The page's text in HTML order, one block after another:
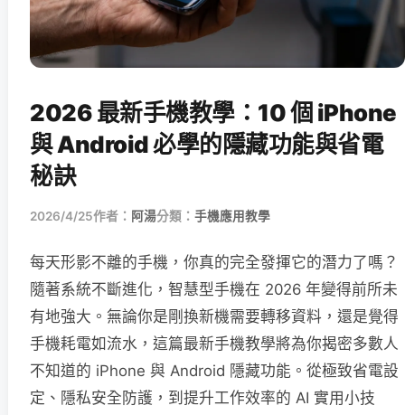
2026 最新手機教學：10 個 iPhone
與 Android 必學的隱藏功能與省電
秘訣
2026/4/25作者： 阿湯分類： 手機應用教學
每天形影不離的手機，你真的完全發揮它的潛力了嗎？
隨著系統不斷進化，智慧型手機在 2026 年變得前所未
有地強大。無論你是剛換新機需要轉移資料，還是覺得
手機耗電如流水，這篇最新手機教學將為你揭密多數人
不知道的 iPhone 與 Android 隱藏功能。從極致省電設
定、隱私安全防護，到提升工作效率的 AI 實用小技